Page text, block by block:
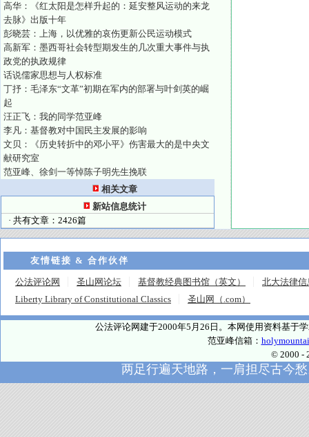
高华：《红太阳是怎样升起的：延安整风运动的来龙
去脉》出版十年
彭晓芸：上海，以优雅的哀伤更新公民运动模式
高新军：墨西哥社会转型期发生的几次重大事件与执
政党的执政规律
话说儒家思想与人权标准
丁抒：毛泽东“文革”初期在军内的部署与叶剑英的崛
起
汪正飞：我的同学范亚峰
李凡：基督教对中国民主发展的影响
文贝：《历史转折中的邓小平》伤害最大的是中央文
献研究室
范亚峰、徐剑一等悼陈子明先生挽联
相关文章
新站信息统计
· 共有文章：2426篇
友情链接 & 合作伙伴
公法评论网 圣山网论坛 基督教经典图书馆（英文）
北大法律信
Liberty Library of Constitutional Classics
圣山网（.com）
公法评论网建于2000年5月26日。本网使用资料基于
范亚峰信箱：
© 2000 -
两足行遍天地路，一肩担尽古今